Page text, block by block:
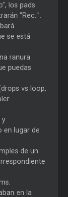
los pads
"Rec..".
se está
ranura
puedas
vs loop,
y
en lugar de
de un
en la